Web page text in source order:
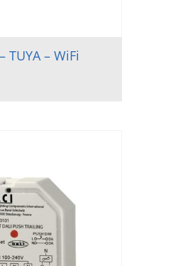
TUYA – WiFi